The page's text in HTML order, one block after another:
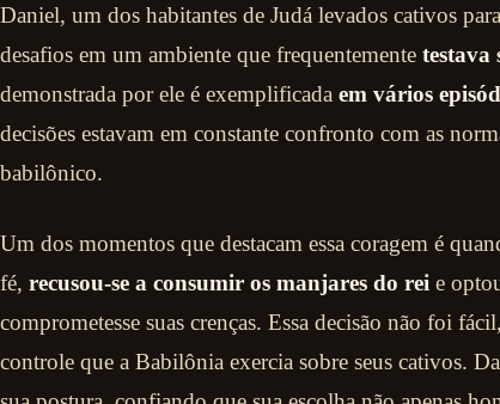
Daniel, um dos habitantes de Judá levados cativos
desafios em um ambiente que frequentemente testava
demonstrada por ele é exemplificada em vários
decisões estavam em constante confronto com as
babilônico.
Um dos momentos que destacam essa coragem é
fé, recusou-se a consumir os manjares do rei e
comprometesse suas crenças. Essa decisão não foi
controle que a Babilônia exercia sobre seus cativos.